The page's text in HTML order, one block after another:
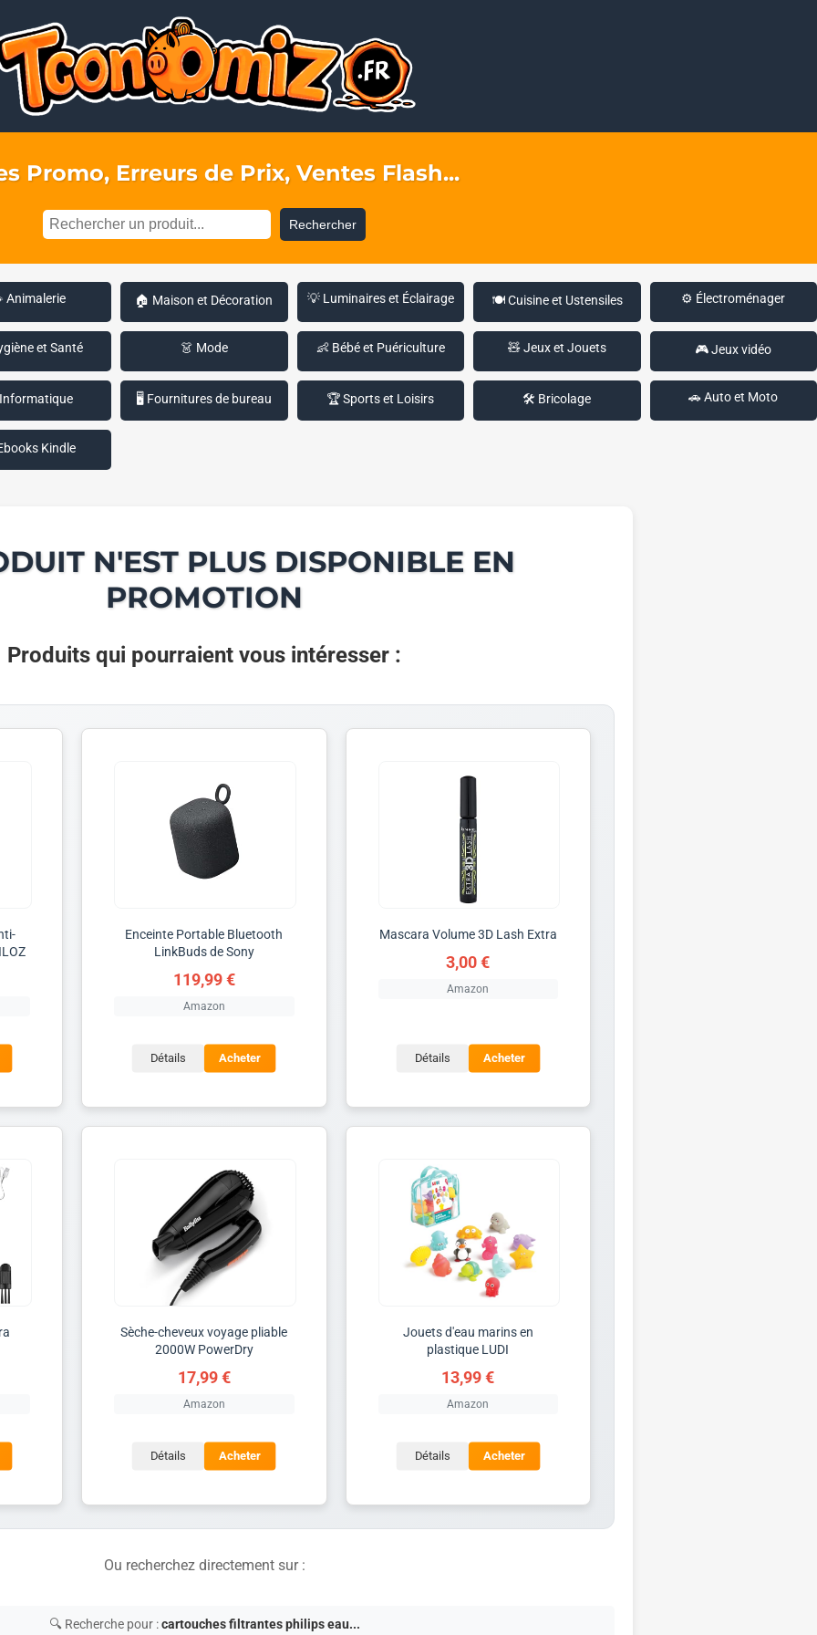
Promo, Erreurs de Prix, Ventes Flash...
Rechercher
Animalerie 🏠 Maison et Décoration 💡 Luminaires et Éclairage 🍽️ Cuisine et Ustensiles ⚙️ Électroménager
et Santé 👗 Mode 👶 Bébé et Puériculture 🧸 Jeux et Jouets 🎮 Jeux vidéo
🖥️ Fournitures de bureau 🏆 Sports et Loisirs 🛠️ Bricolage 🚗 Auto et Moto
Kindle
N'EST PLUS DISPONIBLE EN
PROMOTION
Produits qui pourraient vous intéresser :
Enceinte Portable Bluetooth
LinkBuds de Sony
119,99 €
Amazon
Détails Acheter
Mascara Volume 3D Lash Extra
3,00 €
Amazon
Détails Acheter
Sèche-cheveux voyage pliable
2000W PowerDry
17,99 €
Amazon
Détails Acheter
Jouets d'eau marins en
plastique LUDI
13,99 €
Amazon
Détails Acheter
Ou recherchez directement sur :
🔍 Recherche pour :cartouches filtrantes philips eau...